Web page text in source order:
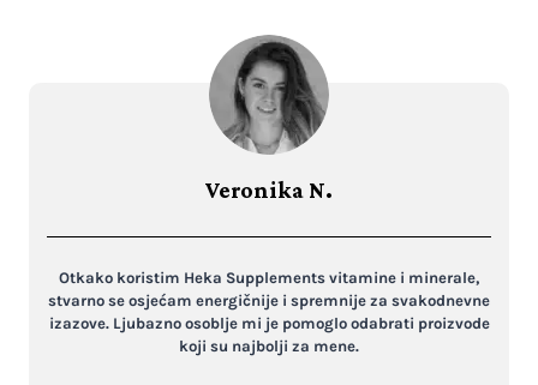
Veronika N.
Otkako koristim Heka Supplements vitamine i minerale,
stvarno se osjećam energičnije i spremnije za svakodnevne
izazove. Ljubazno osoblje mi je pomoglo odabrati proizvode
koji su najbolji za mene.